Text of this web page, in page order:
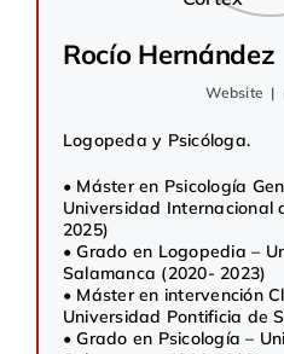
Rocío Hernández
Website |
Logopeda y Psicóloga.
• Máster en Psicología
Universidad Internacional
2025)
• Grado en Logopedia –
Salamanca (2020- 2023)
• Máster en intervención
Universidad Pontificia de
• Grado en Psicología –